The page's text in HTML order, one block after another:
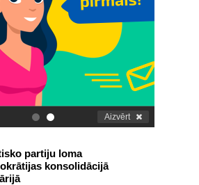
. Aizvērt
partiju loma
konsolidācijā